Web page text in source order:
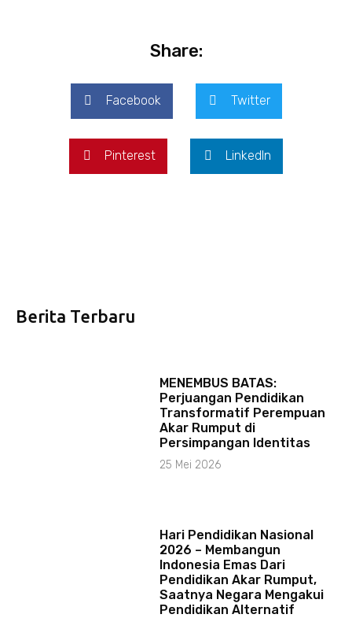
Share:
Facebook Twitter
Pinterest LinkedIn
Berita Terbaru
MENEMBUS BATAS:
Perjuangan Pendidikan
Transformatif Perempuan
Akar Rumput di
Persimpangan Identitas
25 Mei 2026
Hari Pendidikan Nasional
2026 – Membangun
Indonesia Emas Dari
Pendidikan Akar Rumput,
Saatnya Negara Mengakui
Pendidikan Alternatif